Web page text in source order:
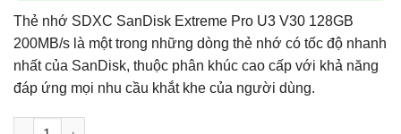
Thẻ nhớ SDXC SanDisk Extreme Pro U3 V30 128GB
200MB/s là một trong những dòng thẻ nhớ có tốc độ nhanh
nhất của SanDisk, thuộc phân khúc cao cấp với khả năng
đáp ứng mọi nhu cầu khắt khe của người dùng.
Thẻ nhớ SDXC SanDisk Extreme Pro U3 V30 128GB 200MB/s